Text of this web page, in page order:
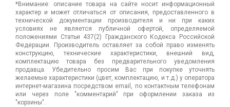
*Внимание: описание товара на сайте носит информационный
характер и может отличаться от описания, предоставленного в
технической документации производителя и ни при каких
условиях не является публичной офертой, определяемой
положениями Статьи 437(2) Гражданского Кодекса Российской
Федерации. Производитель оставляет за собой право изменять
конструкцию, технические характеристики, внешний вид,
комплектацию товара без предварительного уведомления
продавца. Убедительно просим Вас при покупке уточнять
желаемые характеристики (цвет, комплектацию, и т.д.) у оператора
интернет-магазина посредством email, по контактным телефонам
или через поле "комментарий" при оформлении заказа из
"корзины".